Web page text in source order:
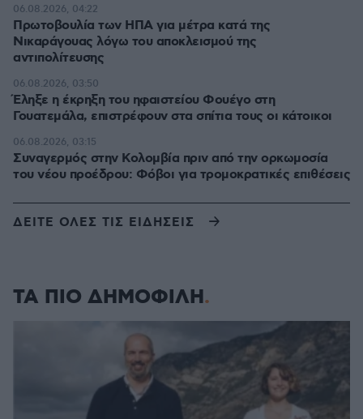
Πρωτοβουλία των ΗΠΑ για μέτρα κατά της
Νικαράγουας λόγω του αποκλεισμού της
αντιπολίτευσης
06.08.2026, 04:22
Έληξε η έκρηξη του ηφαιστείου Φουέγο στη
Γουατεμάλα, επιστρέφουν στα σπίτια τους οι κάτοικοι
06.08.2026, 03:50
Συναγερμός στην Κολομβία πριν από την ορκωμοσία
του νέου προέδρου: Φόβοι για τρομοκρατικές επιθέσεις
06.08.2026, 03:15
ΔΕΙΤΕ ΟΛΕΣ ΤΙΣ ΕΙΔΗΣΕΙΣ
ΤΑ ΠΙΟ ΔΗΜΟΦΙΛΗ